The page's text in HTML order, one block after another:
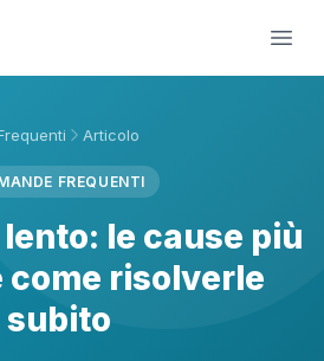
Articolo
FREQUENTI
le cause più
come risolverle
subito